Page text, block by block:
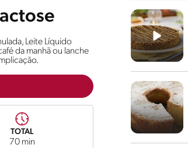
Leite Líquido
da manhã ou lanche
TOTAL
70 min